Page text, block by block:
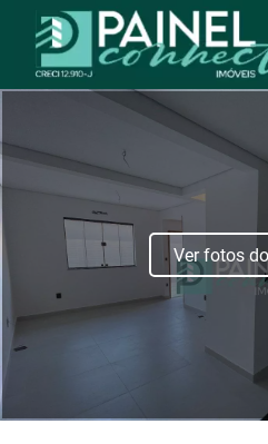
Ver fotos